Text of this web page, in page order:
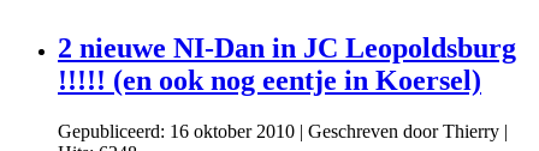
2 nieuwe NI-Dan in JC Leopoldsburg
!!!!! (en ook nog eentje in Koersel)
Gepubliceerd: 16 oktober 2010 | Geschreven door Thierry |